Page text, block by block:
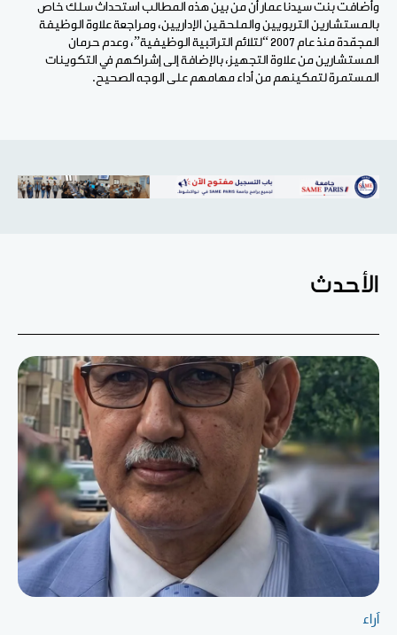
وأضافت بنت سيدنا عمار أن من بين هذه المطالب استحداث سلك خاص
بالمستشارين التربويين والملحقين الإداريين، ومراجعة علاوة الوظيفة
المجمّدة منذ عام 2007 “لتلائم التراتبية الوظيفية”، وعدم حرمان
المستشارين من علاوة التجهيز، بالإضافة إلى إشراكهم في التكوينات
المستمرة لتمكينهم من أداء مهامهم على الوجه الصحيح.
الأحدث
آراء